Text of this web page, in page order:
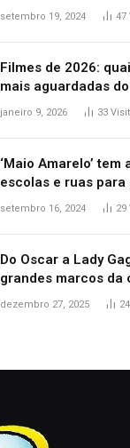
durante confusão
setembro 19, 2024 47
Filmes de 2026:
mais aguardadas
principais
janeiro 9, 2026 33
‘Maio Amarelo’ tem
escolas e ruas para
acidentes no
setembro 16, 2024 29
Do Oscar a Lady
grandes marcos da
dezembro 27, 2025 24